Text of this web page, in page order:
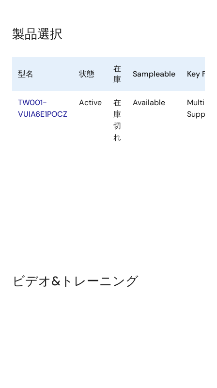
製品選択
型名 状態
在
庫
Sampleable Key
TW001-
VUIA6E1POCZ
Active
在
庫
切
れ
Available
Support
ビデオ&トレーニング